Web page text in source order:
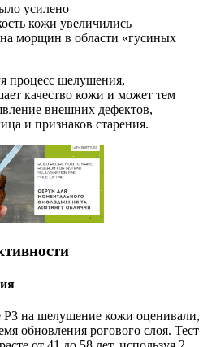
усилено
кожи увеличились
морщин в области «гусиных
процесс шелушения,
качество кожи и может тем
внешних дефектов,
и признаков старения.
P3 на шелушение кожи оценивали,
обновления рогового слоя. Тест